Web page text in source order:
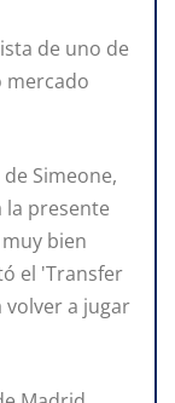
de uno de
mercado
Simeone,
presente
bien
el 'Transfer
volver a jugar